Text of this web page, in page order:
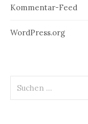
Kommentar-Feed
WordPress.org
nach: